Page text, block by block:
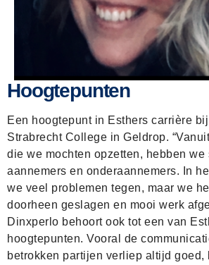
Hoogtepunten
Een hoogtepunt in Esthers carrière
Strabrecht College in Geldrop.
die we mochten opzetten, hebben we
aannemers en onderaannemers. In
we veel problemen tegen, maar we
doorheen geslagen en mooi werk
Dinxperlo behoort ook tot een van
hoogtepunten. Vooral de
betrokken partijen verliep altijd goed,